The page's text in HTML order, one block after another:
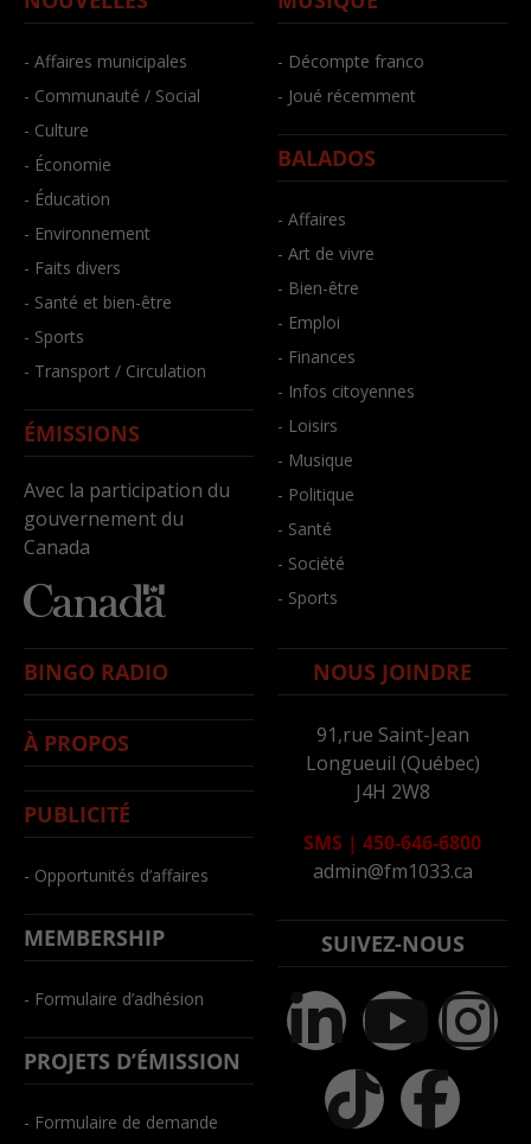
- Affaires municipales
- Communauté / Social
- Culture
- Économie
- Éducation
- Environnement
- Faits divers
- Santé et bien-être
- Sports
- Transport / Circulation
ÉMISSIONS
Avec la participation du
gouvernement du
Canada
- Décompte franco
- Joué récemment
BALADOS
- Affaires
- Art de vivre
- Bien-être
- Emploi
- Finances
- Infos citoyennes
- Loisirs
- Musique
- Politique
- Santé
- Société
- Sports
BINGO RADIO
À PROPOS
PUBLICITÉ
- Opportunités d’affaires
MEMBERSHIP
- Formulaire d’adhésion
PROJETS D’ÉMISSION
- Formulaire de demande
NOUS JOINDRE
91,rue Saint-Jean
Longueuil (Québec)
J4H 2W8
SMS | 450-646-6800
admin@fm1033.ca
SUIVEZ-NOUS